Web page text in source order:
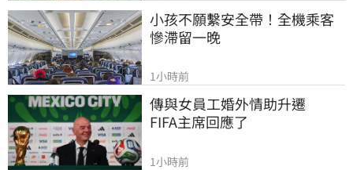
小孩不願繫安全帶！全機乘客
慘滯留一晚
1小時前
傳與女員工婚外情助升遷
FIFA主席回應了
1小時前